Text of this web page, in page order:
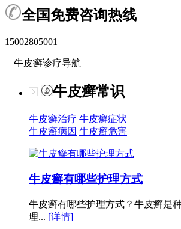
全国免费咨询热线
15002805001
牛皮癣诊疗导航
牛皮癣常识
牛皮癣治疗 牛皮癣症状
牛皮癣病因 牛皮癣危害
牛皮癣有哪些护理方式
牛皮癣有哪些护理方式？牛皮癣是
理... [详情]